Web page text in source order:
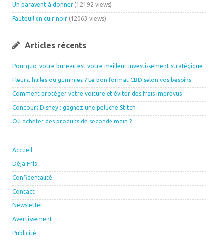
Un paravent à donner (12192 views)
Fauteuil en cuir noir (12063 views)
Articles récents
Pourquoi votre bureau est votre meilleur investissement stratégique
Fleurs, huiles ou gummies ? Le bon format CBD selon vos besoins
Comment protéger votre voiture et éviter des frais imprévus
Concours Disney : gagnez une peluche Stitch
Où acheter des produits de seconde main ?
Accueil
Déja Pris
Confidentalité
Contact
Newsletter
Avertissement
Publicité